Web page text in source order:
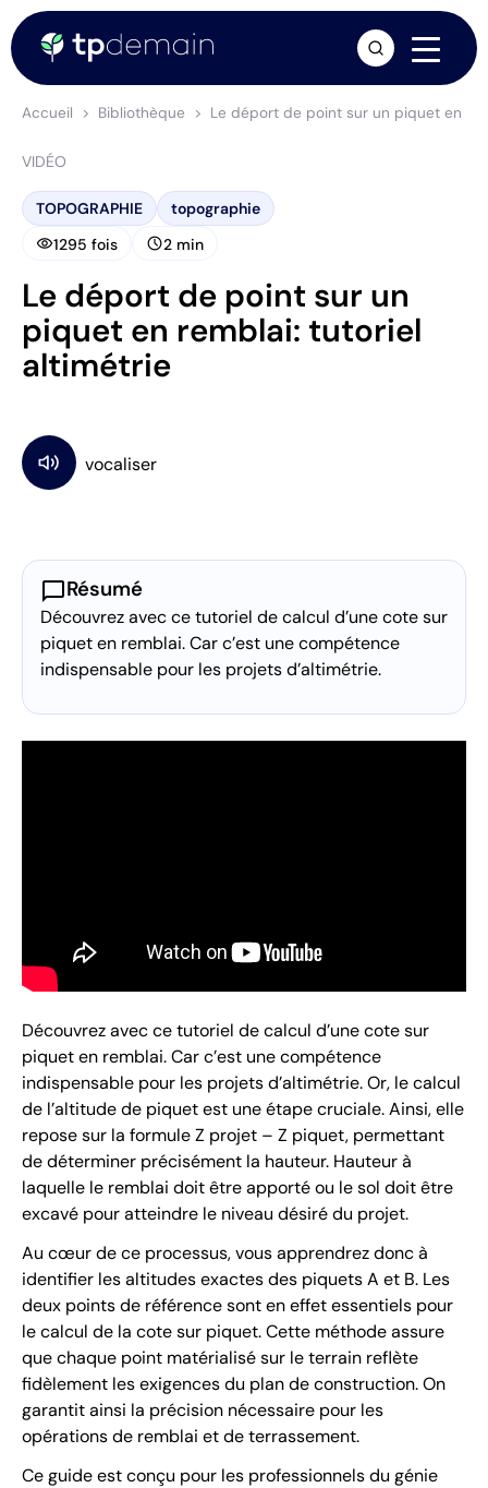
Accueil Bibliothèque Le déport de point sur un piquet en
VIDÉO
TOPOGRAPHIE topographie
visibility1295 fois schedule2 min
Le déport de point sur un
piquet en remblai: tutoriel
altimétrie
chat_bubbleRésumé
Découvrez avec ce tutoriel de calcul d’une cote sur
piquet en remblai. Car c’est une compétence
indispensable pour les projets d’altimétrie.
Découvrez avec ce tutoriel de calcul d’une cote sur
piquet en remblai. Car c’est une compétence
indispensable pour les projets d’altimétrie. Or, le calcul
de l’altitude de piquet est une étape cruciale. Ainsi, elle
repose sur la formule Z projet – Z piquet, permettant
de déterminer précisément la hauteur. Hauteur à
laquelle le remblai doit être apporté ou le sol doit être
excavé pour atteindre le niveau désiré du projet.
Au cœur de ce processus, vous apprendrez donc à
identifier les altitudes exactes des piquets A et B. Les
deux points de référence sont en effet essentiels pour
le calcul de la cote sur piquet. Cette méthode assure
que chaque point matérialisé sur le terrain reflète
fidèlement les exigences du plan de construction. On
garantit ainsi la précision nécessaire pour les
opérations de remblai et de terrassement.
Ce guide est conçu pour les professionnels du génie
arrow_forward